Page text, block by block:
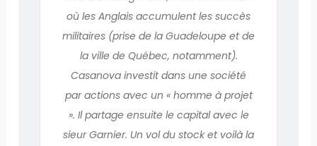
où les Anglais accumulent les succès
militaires (prise de la Guadeloupe et de
la ville de Québec, notamment).
Casanova investit dans une société
par actions avec un « homme à projet
». Il partage ensuite le capital avec le
sieur Garnier. Un vol du stock et voilà la